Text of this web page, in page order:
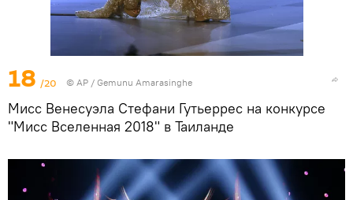
18 /20 © AP / Gemunu Amarasinghe
Мисс Венесуэла Стефани Гутьеррес на конкурсе
"Мисс Вселенная 2018" в Таиланде